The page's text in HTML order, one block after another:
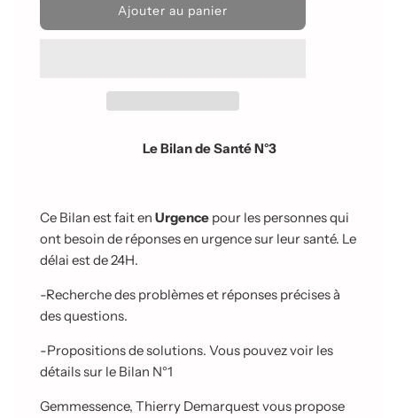
C
e
m
c
o
u
r
.
.
Ajouter au panier
Le Bilan de Santé N°3
Ce Bilan est fait en Urgence pour les personnes qui
ont besoin de réponses en urgence sur leur santé. Le
délai est de 24H.
-Recherche des problèmes et réponses précises à
des questions.
-Propositions de solutions. Vous pouvez voir les
détails sur le Bilan N°1
Gemmessence, Thierry Demarquest vous propose